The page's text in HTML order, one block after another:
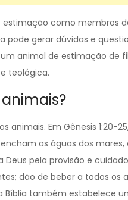
como membros
pode gerar dúvidas e
animal de estimação de
teológica.
animais. Em Gênesis 1:20-
as águas dos
Deus pela provisão e
dão de beber a todos os
Bíblia também estabelece